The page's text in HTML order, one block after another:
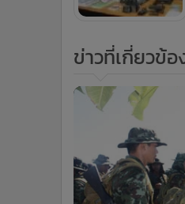
ข่าวที่เกี่ยวข้อ